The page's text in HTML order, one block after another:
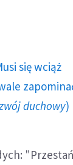
się wciąż
duchowy)